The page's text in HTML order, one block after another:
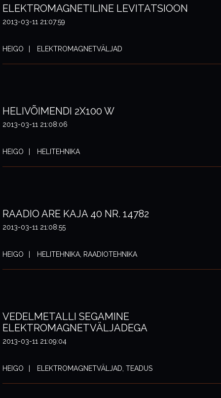
ELEKTROMAGNETILINE LEVITATSIOON
2013-03-11 21:07:59
HEIGO ELEKTROMAGNETVÄLJAD
HELIVÕIMENDI 2X100 W
2013-03-11 21:08:06
HEIGO HELITEHNIKA
RAADIO ARE KAJA 40 NR. 14782
2013-03-11 21:08:55
HEIGO HELITEHNIKA, RAADIOTEHNIKA
VEDELMETALLI SEGAMINE
ELEKTROMAGNETVÄLJADEGA
2013-03-11 21:09:04
HEIGO ELEKTROMAGNETVÄLJAD, TEADUS